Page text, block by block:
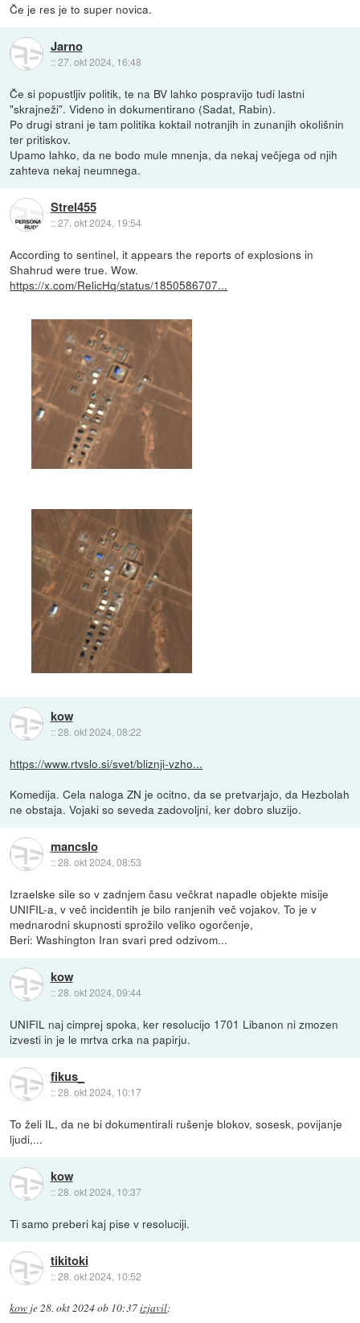
Če je res je to super novica.
Jarno
::27. okt 2024, 16:48
Če si popustljiv politik, te na BV lahko pospravijo tudi lastni
"skrajneži". Videno in dokumentirano (Sadat, Rabin).
Po drugi strani je tam politika koktail notranjih in zunanjih okolišnin
ter pritiskov.
Upamo lahko, da ne bodo mule mnenja, da nekaj večjega od njih
zahteva nekaj neumnega.
Strel455
::27. okt 2024, 19:54
According to sentinel, it appears the reports of explosions in
Shahrud were true. Wow.
https://x.com/RelicHq/status/1850586707...
kow
::28. okt 2024, 08:22
https://www.rtvslo.si/svet/bliznji-vzho...
Komedija. Cela naloga ZN je ocitno, da se pretvarjajo, da Hezbolah
ne obstaja. Vojaki so seveda zadovoljni, ker dobro sluzijo.
mancslo
::28. okt 2024, 08:53
Izraelske sile so v zadnjem času večkrat napadle objekte misije
UNIFIL-a, v več incidentih je bilo ranjenih več vojakov. To je v
mednarodni skupnosti sprožilo veliko ogorčenje,
Beri: Washington Iran svari pred odzivom...
kow
::28. okt 2024, 09:44
UNIFIL naj cimprej spoka, ker resolucijo 1701 Libanon ni zmozen
izvesti in je le mrtva crka na papirju.
fikus_
::28. okt 2024, 10:17
To želi IL, da ne bi dokumentirali rušenje blokov, sosesk, povijanje
ljudi,...
kow
::28. okt 2024, 10:37
Ti samo preberi kaj pise v resoluciji.
tikitoki
::28. okt 2024, 10:52
kow je28. okt 2024 ob 10:37izjavil: